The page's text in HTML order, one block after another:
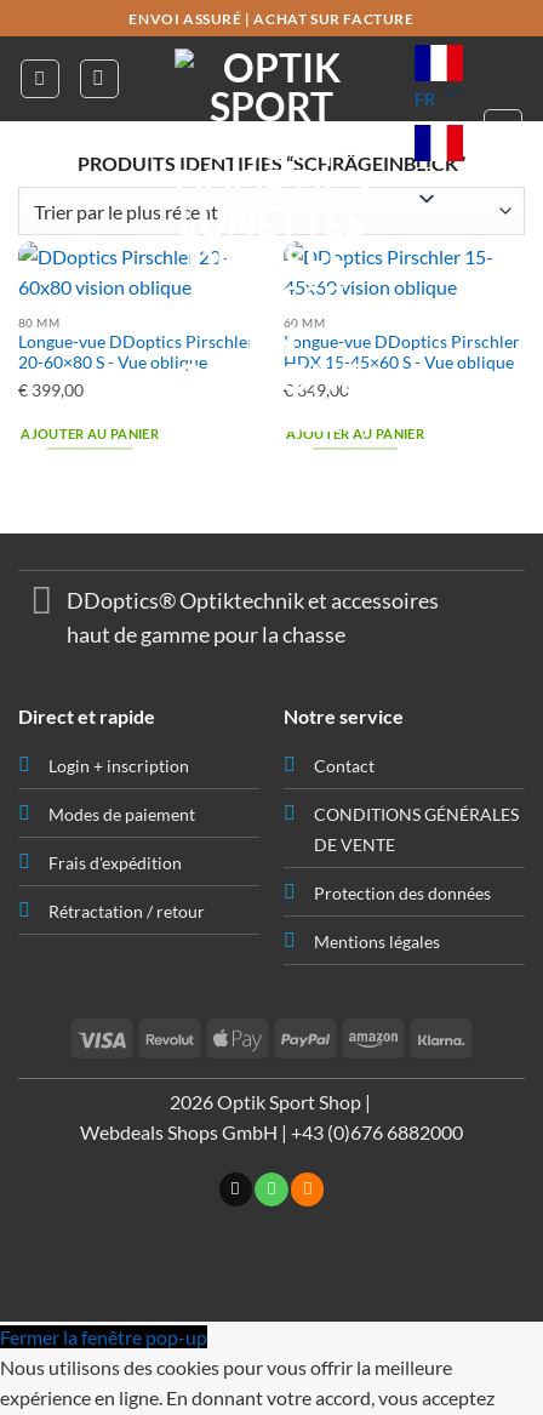
contenu
ENVOI ASSURÉ |ACHAT SUR FACTURE
FR
FR
PRODUITS IDENTIFIÉS “SCHRÄGEINBLICK”
80 MM
Longue-vue DDoptics Pirschler
20-60×80 S - Vue oblique
€399,00
AJOUTER AU PANIER
60 MM
Longue-vue DDoptics Pirschler
HDX 15-45×60 S - Vue oblique
€349,00
AJOUTER AU PANIER
DDoptics® Optiktechnik et accessoires
haut de gamme pour la chasse
Direct et rapide
Login + inscription
Modes de paiement
Frais d'expédition
Rétractation / retour
Notre service
Contact
CONDITIONS GÉNÉRALES
DE VENTE
Protection des données
Mentions légales
Visa Revolut
Apple
PayPal Amazon
2026 Optik Sport Shop |
Webdeals Shops GmbH | +43 (0)676 6882000
Fermer la fenêtre pop-up
Nous utilisons des cookies pour vous offrir la meilleure
expérience en ligne. En donnant votre accord, vous acceptez